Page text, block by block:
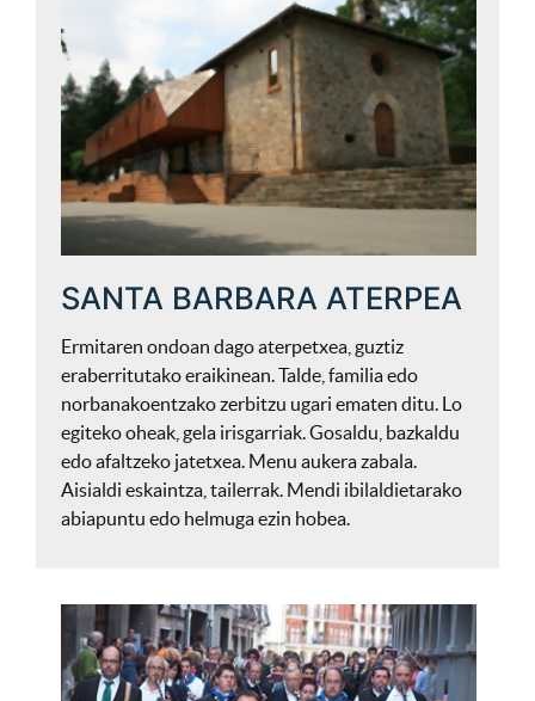
SANTA BARBARA ATERPEA
Ermitaren ondoan dago aterpetxea, guztiz
eraberritutako eraikinean. Talde, familia edo
norbanakoentzako zerbitzu ugari ematen ditu. Lo
egiteko oheak, gela irisgarriak. Gosaldu, bazkaldu
edo afaltzeko jatetxea. Menu aukera zabala.
Aisialdi eskaintza, tailerrak. Mendi ibilaldietarako
abiapuntu edo helmuga ezin hobea.